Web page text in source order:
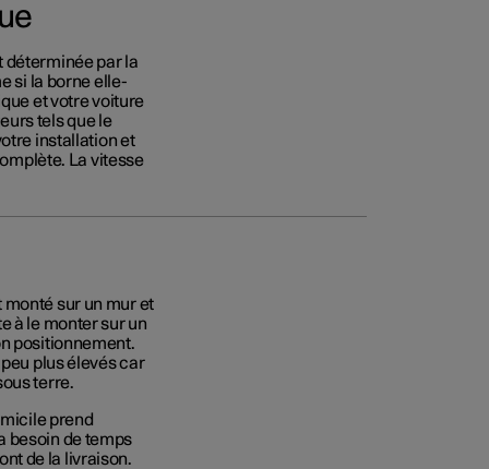
déterminée par la
si la borne elle-
et votre voiture
tels que le
installation et
La vitesse
sur un mur et
à le monter sur un
positionnement.
plus élevés car
terre.
prend
besoin de temps
de la livraison.